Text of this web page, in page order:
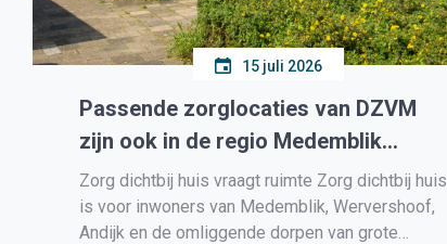
15 juli 2026
Passende zorglocaties van DZVM
zijn ook in de regio Medemblik
onmisbaar
Zorg dichtbij huis vraagt ruimte Zorg dichtbij huis
is voor inwoners van Medemblik, Wervershoof,
Andijk en de omliggende dorpen van grote